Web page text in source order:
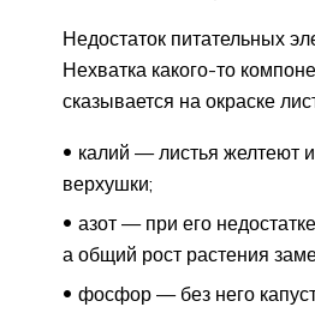
Недостаток питательных
Нехватка какого-то
сказывается на окраске
калий — листья желтеют
верхушки;
азот — при его
а общий рост растения
фосфор — без него